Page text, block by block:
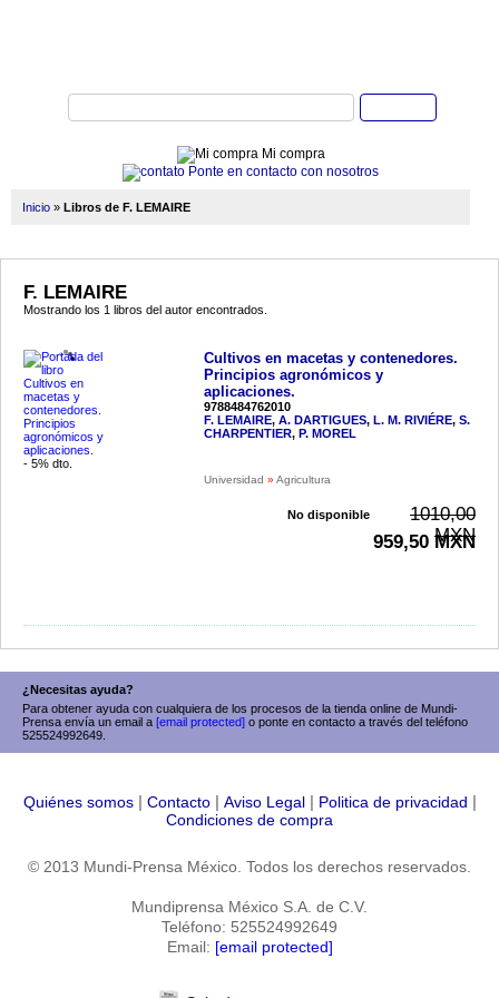
Mi compra
Ponte en contacto con nosotros
Inicio » Libros de F. LEMAIRE
F. LEMAIRE
Mostrando los 1 libros del autor encontrados.
- 5% dto.
Cultivos en macetas y contenedores.
Principios agronómicos y
aplicaciones.
9788484762010
F. LEMAIRE,A. DARTIGUES,L. M. RIVIÉRE,S.
CHARPENTIER,P. MOREL
Universidad »Agricultura
No disponible
1010,00
MXN
959,50 MXN
¿Necesitas ayuda?
Para obtener ayuda con cualquiera de los procesos de la tienda online de Mundi-
Prensa envía un email a [email protected] o ponte en contacto a través del teléfono
525524992649.
Quiénes somos| Contacto| Aviso Legal| Politica de privacidad |
Condiciones de compra
© 2013 Mundi-Prensa México. Todos los derechos reservados.
Mundiprensa México S.A. de C.V.
Teléfono: 525524992649
Email: [email protected]